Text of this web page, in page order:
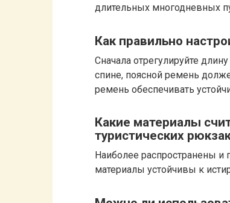
длительных многодневных
Как правильно
Сначала отрегулируйте
спине, поясной ремень
ремень обеспечивать
Какие материалы
туристических
Наиболее распространены и
материалы устойчивы к